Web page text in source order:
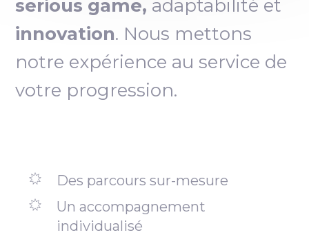
serious game, adaptabilité et
innovation. Nous mettons
notre expérience au service de
votre progression.
Des parcours sur-mesure
Un accompagnement
individualisé